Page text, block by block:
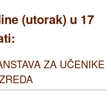
(utorak) u 17
ZA UČENIKE